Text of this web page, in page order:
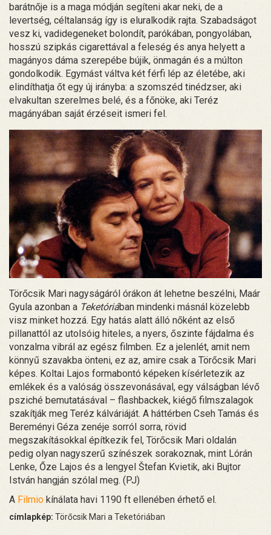
barátnője is a maga módján segíteni akar neki, de a
levertség, céltalanság így is eluralkodik rajta. Szabadságot
vesz ki, vadidegeneket bolondít, parókában, pongyolában,
hosszú szipkás cigarettával a feleség és anya helyett a
magányos dáma szerepébe bújik, önmagán és a múlton
gondolkodik. Egymást váltva két férfi lép az életébe, aki
elindíthatja őt egy új irányba: a szomszéd tinédzser, aki
elvakultan szerelmes belé, és a főnöke, aki Teréz
magányában saját érzéseit ismeri fel.
Törőcsik Mari nagyságáról órákon át lehetne beszélni, Maár
Gyula azonban a Teketóriában mindenki másnál közelebb
visz minket hozzá. Egy hatás alatt álló nőként az első
pillanattól az utolsóig hiteles, a nyers, őszinte fájdalma és
vonzalma vibrál az egész filmben. Ez a jelenlét, amit nem
könnyű szavakba önteni, ez az, amire csak a Törőcsik Mari
képes. Koltai Lajos formabontó képeken kísérletezik az
emlékek és a valóság összevonásával, egy válságban lévő
psziché bemutatásával – flashbackek, kiégő filmszalagok
szakítják meg Teréz kálváriáját. A háttérben Cseh Tamás és
Bereményi Géza zenéje sorról sorra, rövid
megszakításokkal építkezik fel, Törőcsik Mari oldalán
pedig olyan nagyszerű színészek sorakoznak, mint Lórán
Lenke, Őze Lajos és a lengyel Štefan Kvietik, aki Bujtor
István hangján szólal meg. (PJ)
A Filmio kínálata havi 1190 ft ellenében érhető el.
címlapkép: Törőcsik Mari a Teketóriában